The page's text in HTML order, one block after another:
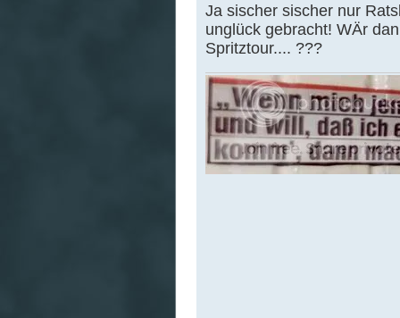
Ja sischer sischer nur
unglück gebracht! WÄr
Spritztour.... ???